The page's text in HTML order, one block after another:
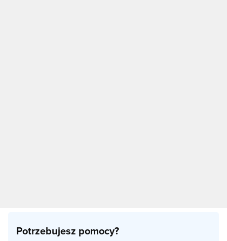
Potrzebujesz pomocy?